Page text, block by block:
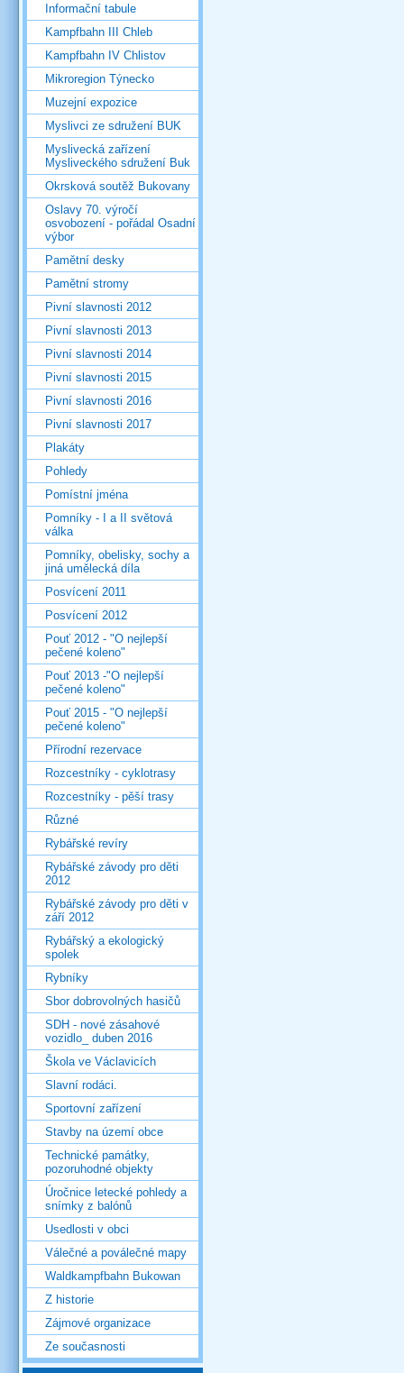
Informační tabule
Kampfbahn III Chleb
Kampfbahn IV Chlistov
Mikroregion Týnecko
Muzejní expozice
Myslivci ze sdružení BUK
Myslivecká zařízení
Mysliveckého sdružení Buk
Okrsková soutěž Bukovany
Oslavy 70. výročí
osvobození - pořádal Osadní
výbor
Pamětní desky
Pamětní stromy
Pivní slavnosti 2012
Pivní slavnosti 2013
Pivní slavnosti 2014
Pivní slavnosti 2015
Pivní slavnosti 2016
Pivní slavnosti 2017
Plakáty
Pohledy
Pomístní jména
Pomníky - I a II světová
válka
Pomníky, obelisky, sochy a
jiná umělecká díla
Posvícení 2011
Posvícení 2012
Pouť 2012 - "O nejlepší
pečené koleno"
Pouť 2013 -"O nejlepší
pečené koleno"
Pouť 2015 - "O nejlepší
pečené koleno"
Přírodní rezervace
Rozcestníky - cyklotrasy
Rozcestníky - pěší trasy
Různé
Rybářské revíry
Rybářské závody pro děti
2012
Rybářské závody pro děti v
září 2012
Rybářský a ekologický
spolek
Rybníky
Sbor dobrovolných hasičů
SDH - nové zásahové
vozidlo_ duben 2016
Škola ve Václavicích
Slavní rodáci.
Sportovní zařízení
Stavby na území obce
Technické památky,
pozoruhodné objekty
Úročnice letecké pohledy a
snímky z balónů
Usedlosti v obci
Válečné a poválečné mapy
Waldkampfbahn Bukowan
Z historie
Zájmové organizace
Ze současnosti